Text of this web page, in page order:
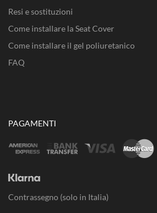
Resi e sostituzioni
Come installare la Seat Cover
Come installare il gel poliuretanico
FAQ
PAGAMENTI
Contrassegno (solo in Italia)